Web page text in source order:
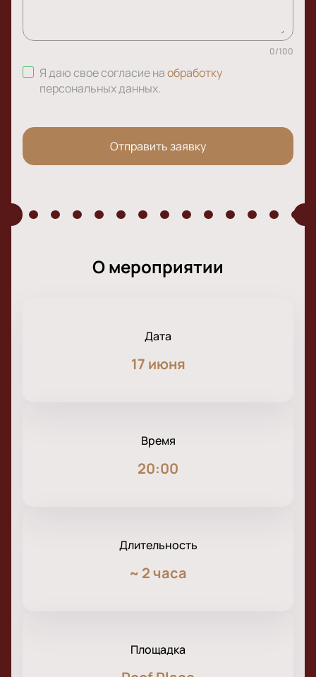
0/100
Я даю свое согласие наобработку
персональных данных.
Отправить заявку
О мероприятии
Дата
17 июня
Время
20:00
Длительность
~ 2 часа
Площадка